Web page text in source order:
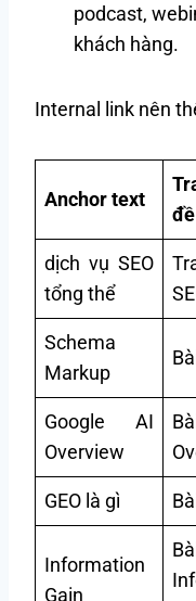
podcast,
khách hàng.
Internal link nên
Anchor text
dịch vụ SEO
tổng thể
Schema
Markup
Google AI
Overview
GEO là gì
Information
Gain